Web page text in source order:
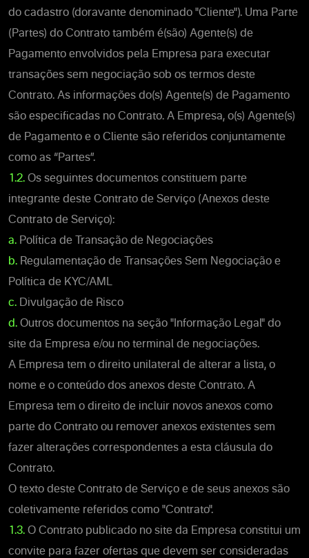
do cadastro (doravante denominado "Cliente"). Uma Parte
(Partes) do Contrato também é(são) Agente(s) de
Pagamento envolvidos pela Empresa para executar
transações sem negociação sob os termos deste
Contrato. As informações do(s) Agente(s) de Pagamento
são especificadas no Contrato. A Empresa, o(s) Agente(s)
de Pagamento e o Cliente são referidos conjuntamente
como as “Partes”.
1.2. Os seguintes documentos constituem parte
integrante deste Contrato de Serviço (Anexos deste
Contrato de Serviço):
a. Política de Transação de Negociações
b. Regulamentação de Transações Sem Negociação e
Política de KYC/AML
c. Divulgação de Risco
d. Outros documentos na seção "Informação Legal" do
site da Empresa e/ou no terminal de negociações.
A Empresa tem o direito unilateral de alterar a lista, o
nome e o conteúdo dos anexos deste Contrato. A
Empresa tem o direito de incluir novos anexos como
parte do Contrato ou remover anexos existentes sem
fazer alterações correspondentes a esta cláusula do
Contrato.
O texto deste Contrato de Serviço e de seus anexos são
coletivamente referidos como "Contrato".
1.3. O Contrato publicado no site da Empresa constitui um
convite para fazer ofertas que devem ser consideradas